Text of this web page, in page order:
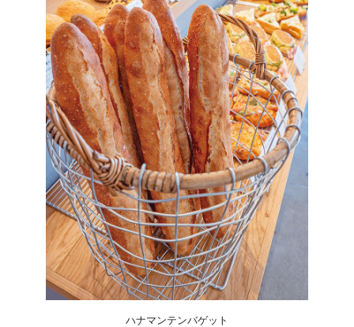
ハナマンテンバゲット